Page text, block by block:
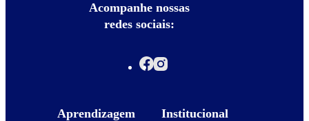
Acompanhe nossas
redes sociais:
Aprendizagem Institucional